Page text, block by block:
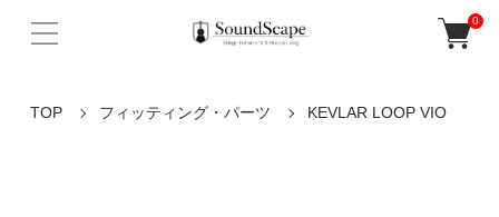
0
TOP フィッティング・パーツ KEVLAR LOOP VIO